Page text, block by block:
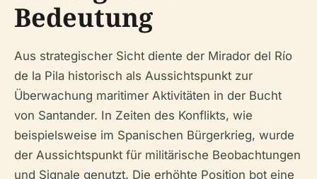
Bedeutung
Aus strategischer Sicht diente der Mirador del Río
de la Pila historisch als Aussichtspunkt zur
Überwachung maritimer Aktivitäten in der Bucht
von Santander. In Zeiten des Konflikts, wie
beispielsweise im Spanischen Bürgerkrieg, wurde
der Aussichtspunkt für militärische Beobachtungen
und Signale genutzt. Die erhöhte Position bot eine